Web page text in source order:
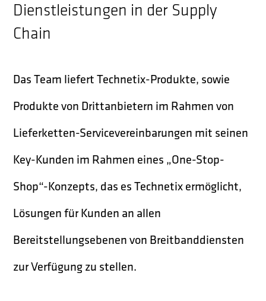
Dienstleistungen in der Supply
Chain
Das Team liefert Technetix-Produkte, sowie
Produkte von Drittanbietern im Rahmen von
Lieferketten-Servicevereinbarungen mit seinen
Key-Kunden im Rahmen eines „One-Stop-
Shop“-Konzepts, das es Technetix ermöglicht,
Lösungen für Kunden an allen
Bereitstellungsebenen von Breitbanddiensten
zur Verfügung zu stellen.